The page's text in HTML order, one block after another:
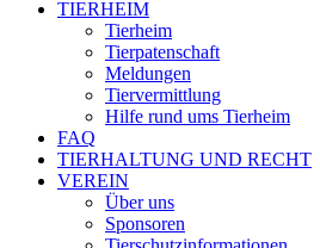
TIERHEIM
Tierheim
Tierpatenschaft
Meldungen
Tiervermittlung
Hilfe rund ums Tierheim
FAQ
TIERHALTUNG UND RECHT
VEREIN
Über uns
Sponsoren